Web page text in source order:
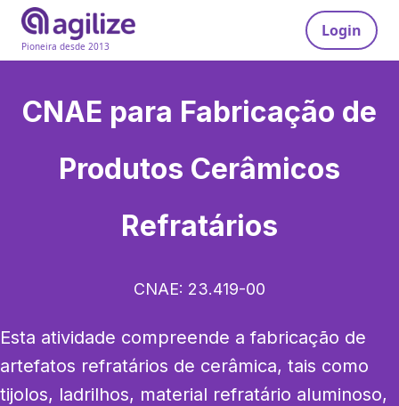
Pioneira desde 2013
Login
CNAE para Fabricação de
Produtos Cerâmicos
Refratários
CNAE: 23.419-00
Esta atividade compreende a fabricação de
artefatos refratários de cerâmica, tais como
tijolos, ladrilhos, material refratário aluminoso,